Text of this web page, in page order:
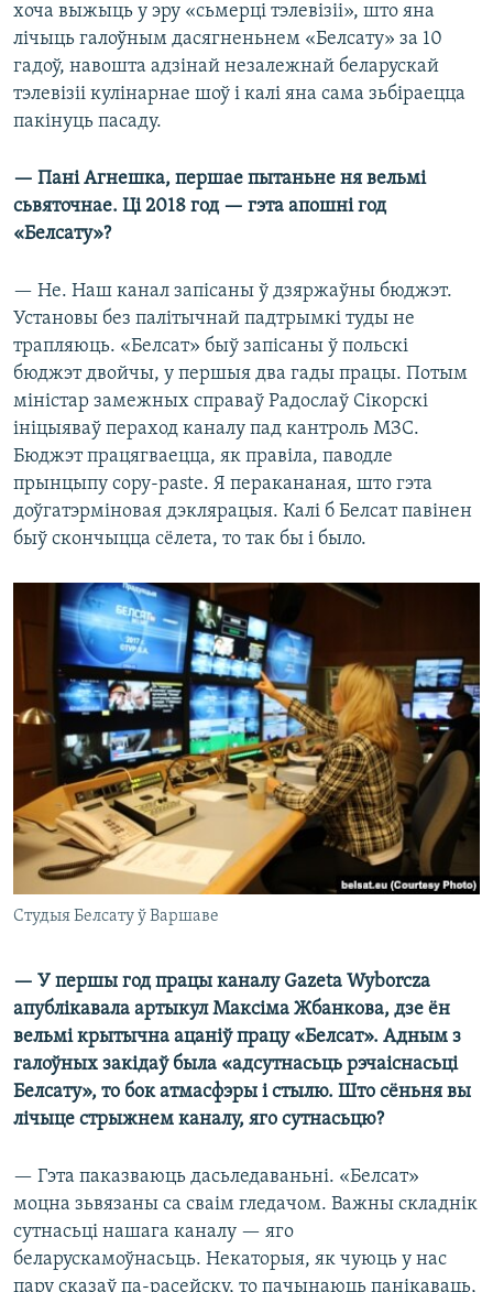
хоча выжыць у эру «сьмерці тэлевізіі», што яна
лічыць галоўным дасягненьнем «Белсату» за 10
гадоў, навошта адзінай незалежнай беларускай
тэлевізіі кулінарнае шоў і калі яна сама зьбіраецца
пакінуць пасаду.
— Пані Агнешка, першае пытаньне ня вельмі
сьвяточнае. Ці 2018 год — гэта апошні год
«Белсату»?
— Не. Наш канал запісаны ў дзяржаўны бюджэт.
Установы без палітычнай падтрымкі туды не
трапляюць. «Белсат» быў запісаны ў польскі
бюджэт двойчы, у першыя два гады працы. Потым
міністар замежных справаў Радослаў Сікорскі
ініцыяваў пераход каналу пад кантроль МЗС.
Бюджэт працягваецца, як правіла, паводле
прынцыпу copy-paste. Я перакананая, што гэта
доўгатэрміновая дэклярацыя. Калі б Белсат павінен
быў скончыцца сёлета, то так бы і было.
Студыя Белсату ў Варшаве
— У першы год працы каналу Gazeta Wyborcza
апублікавала артыкул Максіма Жбанкова, дзе ён
вельмі крытычна ацаніў працу «Белсат». Адным з
галоўных закідаў была «адсутнасьць рэчаіснасьці
Белсату», то бок атмасфэры і стылю. Што сёньня вы
лічыце стрыжнем каналу, яго сутнасьцю?
— Гэта паказваюць дасьледаваньні. «Белсат»
моцна зьвязаны са сваім гледачом. Важны складнік
сутнасьці нашага каналу — яго
беларускамоўнасьць. Некаторыя, як чуюць у нас
пару сказаў па-расейску, то пачынаюць панікаваць,